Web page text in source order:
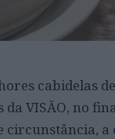
cabidelas
VISÃO, no
circunstância, a